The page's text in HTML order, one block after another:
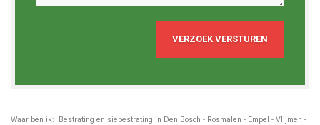
Waar ben ik: Bestrating en siebestrating in Den Bosch - Rosmalen - Empel - Vlijmen -